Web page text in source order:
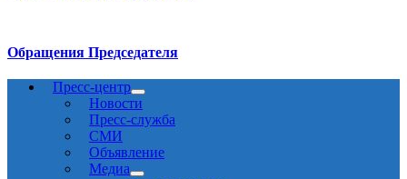
Обращения Председателя
Пресс-центр
Новости
Пресс-служба
СМИ
Объявление
Медиа